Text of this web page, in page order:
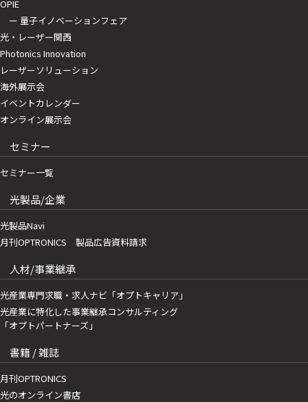
OPIE
ー 量子イノベーションフェア
光・レーザー関西
Photonics Innovation
レーザーソリューション
海外展示会
イベントカレンダー
オンライン展示会
セミナー
セミナー一覧
光製品/企業
光製品Navi
月刊OPTRONICS 製品広告資料請求
人材/事業継承
光産業専門求職・求人ナビ「オプトキャリア」
光産業に特化した事業継承コンサルティング
「オプトパートナーズ」
書籍 / 雑誌
月刊OPTRONICS
光のオンライン書店